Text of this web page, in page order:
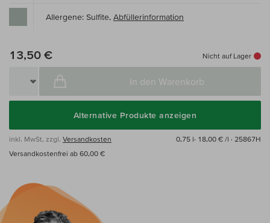
Allergene: Sulfite, Abfüllerinformation
13,50 € Nicht auf Lager
In den Warenkorb
Alternative Produkte anzeigen
inkl. MwSt, zzgl. Versandkosten 0,75 l· 18,00 € /l · 25867H
Versandkostenfrei ab 60,00 €